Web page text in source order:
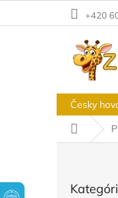
+420
Česky
Domov
kategórie